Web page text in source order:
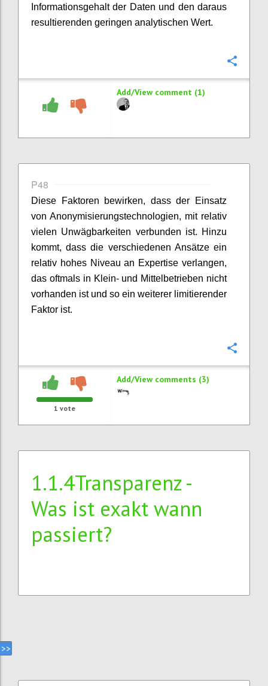
Informationsgehalt der Daten und den daraus
resultierenden geringen analytischen Wert.
Add/View comment (1)
P48
Diese Faktoren bewirken, dass der Einsatz
von Anonymisierungstechnologien, mit relativ
vielen Unwägbarkeiten verbunden ist. Hinzu
kommt, dass die verschiedenen Ansätze ein
relativ hohes Niveau an Expertise verlangen,
das oftmals in Klein- und Mittelbetrieben nicht
vorhanden ist und so ein weiterer limitierender
Faktor ist.
1 vote
Add/View comments (3)
1.1.4Transparenz -
Was ist exakt wann
passiert?